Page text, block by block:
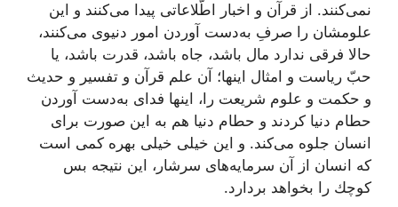
نمی‌كنند. از قرآن و اخبار اطّلاعاتی پیدا می‌كنند و این
علومشان را صرفِ به‌دست آوردن امور دنیوی می‌كنند،
حالا فرقی ندارد مال باشد، جاه باشد، قدرت باشد، یا
حبّ ریاست و امثال اینها؛ آن علم قرآن و تفسیر و حدیث
و حكمت و علوم شریعت را، اینها فدای به‌دست آوردن
حطام دنیا كردند و حطام دنیا هم به این صورت برای
انسان جلوه می‌كند. و این خیلی خیلی بهره كمی است
كه انسان از آن سرمایه‌های سرشار، این نتیجه بس
كوچك را بخواهد بردارد.